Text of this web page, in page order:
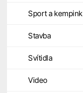
Sport a kempink
Stavba
Svítidla
Video